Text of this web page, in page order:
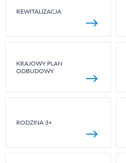
REWITALIZACJA
KRAJOWY PLAN
ODBUDOWY
RODZINA 3+